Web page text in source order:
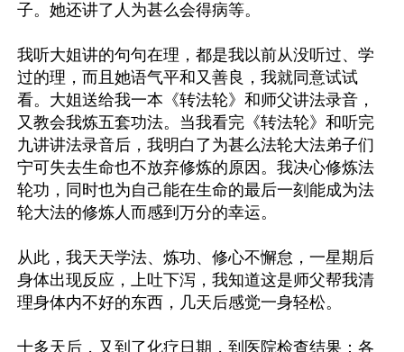
子。她还讲了人为甚么会得病等。
我听大姐讲的句句在理，都是我以前从没听过、学
过的理，而且她语气平和又善良，我就同意试试
看。大姐送给我一本《转法轮》和师父讲法录音，
又教会我炼五套功法。当我看完《转法轮》和听完
九讲讲法录音后，我明白了为甚么法轮大法弟子们
宁可失去生命也不放弃修炼的原因。我决心修炼法
轮功，同时也为自己能在生命的最后一刻能成为法
轮大法的修炼人而感到万分的幸运。
从此，我天天学法、炼功、修心不懈怠，一星期后
身体出现反应，上吐下泻，我知道这是师父帮我清
理身体内不好的东西，几天后感觉一身轻松。
十多天后，又到了化疗日期，到医院检查结果：各